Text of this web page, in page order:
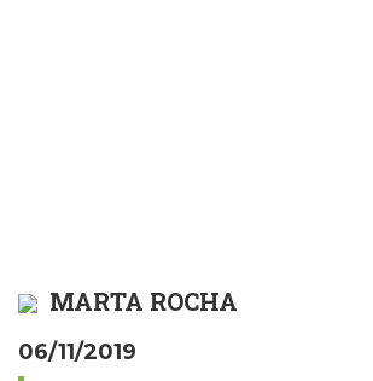
MARTA ROCHA
06/11/2019